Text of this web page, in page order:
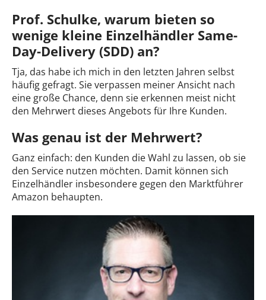
Prof. Schulke, warum bieten so
wenige kleine Einzelhändler Same-
Day-Delivery (SDD) an?
Tja, das habe ich mich in den letzten Jahren selbst
häufig gefragt. Sie verpassen meiner Ansicht nach
eine große Chance, denn sie erkennen meist nicht
den Mehrwert dieses Angebots für Ihre Kunden.
Was genau ist der Mehrwert?
Ganz einfach: den Kunden die Wahl zu lassen, ob sie
den Service nutzen möchten. Damit können sich
Einzelhändler insbesondere gegen den Marktführer
Amazon behaupten.